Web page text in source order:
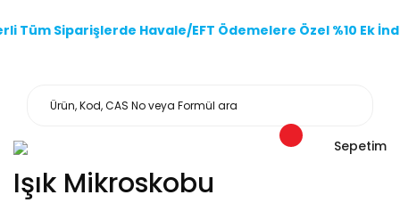
Tüm Siparişlerde Havale/EFT Ödemelere Özel %10 Ek
Sepetim
Işık Mikroskobu